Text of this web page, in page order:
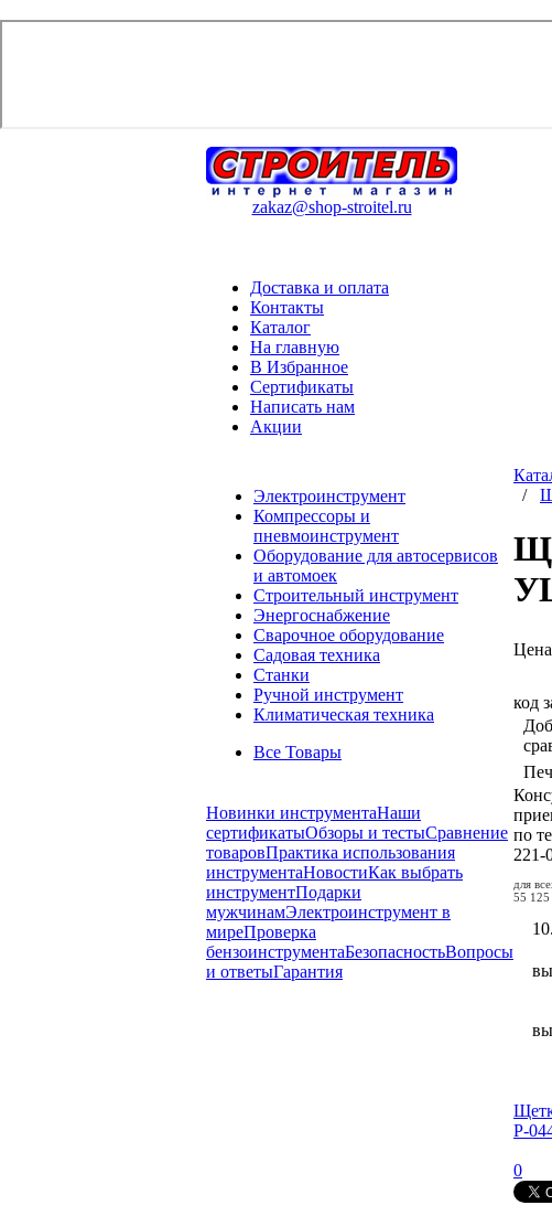
zakaz@shop-stroitel.ru
Доставка и оплата
Контакты
Каталог
На главную
В Избранное
Сертификаты
Написать нам
Акции
Электроинструмент
Компрессоры и
пневмоинструмент
Оборудование для автосервисов
и автомоек
Строительный инструмент
Энергоснабжение
Сварочное оборудование
Садовая техника
Станки
Ручной инструмент
Климатическая техника
Все Товары
Новинки инструментаНаши
сертификатыОбзоры и тестыСравнение
товаровПрактика использования
инструментаНовостиКак выбрать
инструментПодарки
мужчинамЭлектроинструмент в
миреПроверка
бензоинструментаБезопасностьВопросы
и ответыГарантия
/
код
по
221-
для
55 125
P-
0